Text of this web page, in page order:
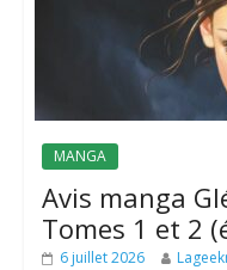
MANGA
Avis manga
Tomes 1 et 2
6 juillet 2026